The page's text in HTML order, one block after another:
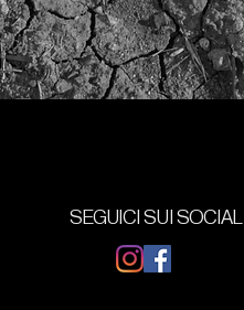
SEGUICI SUI SOCIAL